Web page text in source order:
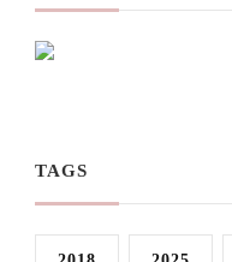
TAGS